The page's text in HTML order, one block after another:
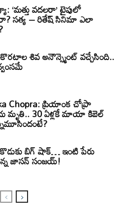
‘మత్తు వదలరా’ టైపులో
సత్య – రితేష్ సినిమా ఎలా
శివ అనౌన్స్మెంట్ వచ్చేసింది..
Chopra: ప్రియాంక చోప్రా
మృతి.. 30 ఏళ్లకే మాయా కిబెల్
బిగ్ షాక్… ఇంటి పేరు
జాసన్ సంజయ్!